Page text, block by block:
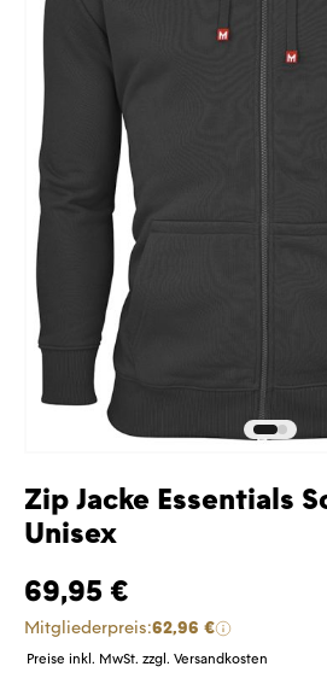
Zip Jacke Essentials
Unisex
69,95 €
Mitgliederpreis:62,96 €
Preise inkl. MwSt. zzgl. Versandkosten